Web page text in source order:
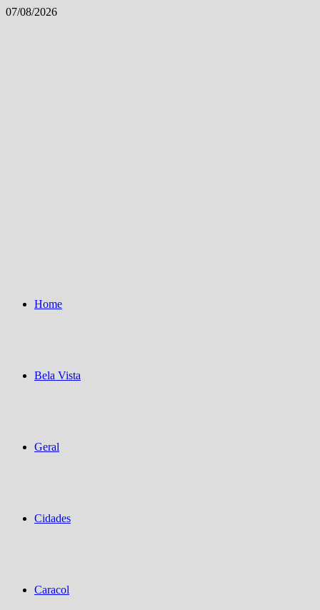
Skip
07/08/2026
Home
Bela Vista
Geral
Cidades
Caracol